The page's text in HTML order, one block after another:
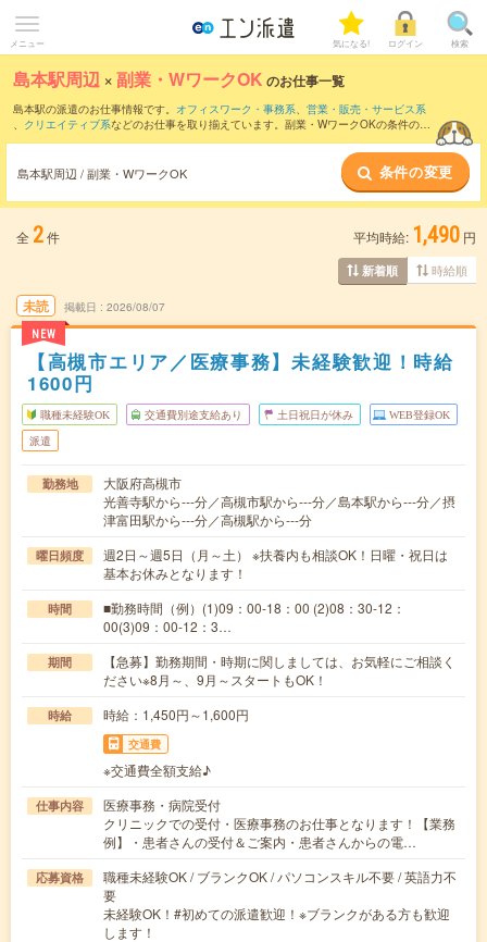
メニュー 気になる! ログイン 検索
島本駅周辺 ×副業・WワークOK のお仕事一覧
島本駅の派遣のお仕事情報です。 オフィスワーク・事務系、 営業・販売・サービス系
、 クリエイティブ系などのお仕事を取り揃えています。副業・WワークOKの条件の他
島本駅周辺 / 副業・WワークOK 条件の変更
全 2件 平均時給: 1,490 円
新着順 時給順
未読
NEW
掲載日 2026/08/07
【高槻市エリア／医療事務】未経験歓迎！時給
1600円
職種未経験OK 交通費別途支給あり 土日祝日が休み WEB登録OK
派遣
勤務地
大阪府高槻市
光善寺駅から---分／高槻市駅から---分／島本駅から---分／摂
津富田駅から---分／高槻駅から---分
曜日頻度
週2日～週5日（月～土） ※扶養内も相談OK！日曜・祝日は
基本お休みとなります！
時間
■勤務時間（例）(1)09：00-18：00 (2)08：30-12：
00(3)09：00-12：3…
期間
【急募】勤務期間・時期に関しましては、お気軽にご相談く
ださい※8月～、9月～スタートもOK！
時給 時給：1,450円～1,600円
交通費
※交通費全額支給♪
仕事内容
医療事務・病院受付
クリニックでの受付・医療事務のお仕事となります！【業務
例】・患者さんの受付＆ご案内・患者さんからの電…
応募資格
職種未経験OK / ブランクOK / パソコンスキル不要 / 英語力不
要
未経験OK！#初めての派遣歓迎！※ブランクがある方も歓迎
します！